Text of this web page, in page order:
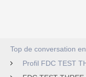
Top de conversation
Profil FDC TEST